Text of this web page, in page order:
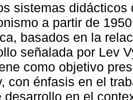
sistemas didácticos
a partir de
basados en la
señalada por Lev
como objetivo
con énfasis en el
desarrollo en el